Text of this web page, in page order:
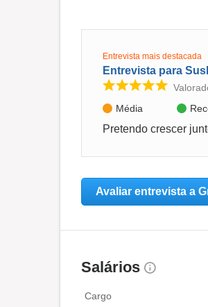
Entrevista mais destacada
Entrevista para
Média
Avaliar entrevista a
Salários
Cargo